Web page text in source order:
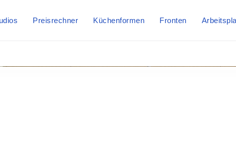
Preisrechner Küchenformen Fronten